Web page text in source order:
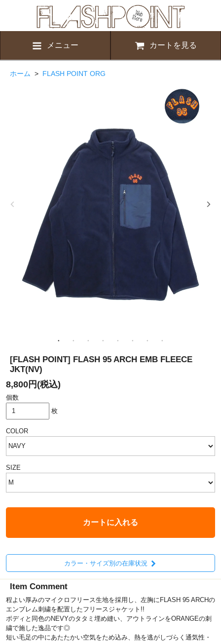
メニュー カートを見る
ホーム > FLASH POINT ORG
[FLASH POINT] FLASH 95 ARCH EMB FLEECE
JKT(NV)
8,800円(税込)
個数
枚
COLOR
SIZE
カートに入れる
カラー・サイズ別の在庫状況
Item Comment
程よい厚みのマイクロフリース生地を採用し、左胸にFLASH 95 ARCHの
エンブレム刺繍を配置したフリースジャケット!!
ボディと同色のNEVYのタタミ埋め縫い、アウトラインをORANGEの刺
繍で施した逸品です◎
短い毛足の中にあたたかい空気をため込み、熱を逃がしづらく通気性・